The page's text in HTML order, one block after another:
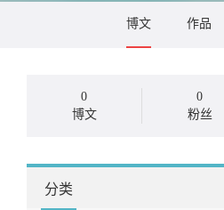
博文 作品
0
博文
0
粉丝
分类